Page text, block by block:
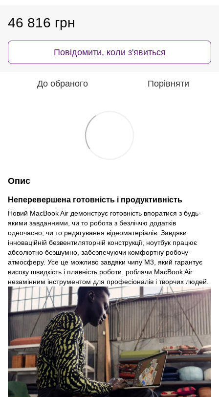
46 816 грн
Повідомити, коли з'явиться
До обраного Порівняти
Опис
Неперевершена готовність і продуктивність
Новий MacBook Air демонструє готовність впоратися з будь-
якими завданнями, чи то робота з безліччю додатків
одночасно, чи то редагування відеоматеріалів. Завдяки
інноваційній безвентиляторній конструкції, ноутбук працює
абсолютно безшумно, забезпечуючи комфортну робочу
атмосферу. Усе це можливо завдяки чипу M3, який гарантує
високу швидкість і плавність роботи, роблячи MacBook Air
незамінним інструментом для професіоналів і творчих людей.